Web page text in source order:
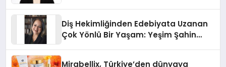
Diş Hekimliğinden Edebiyata Uzanan
Çok Yönlü Bir Yaşam: Yeşim Şahin
Mirabellix, Türkiye’den dünyaya